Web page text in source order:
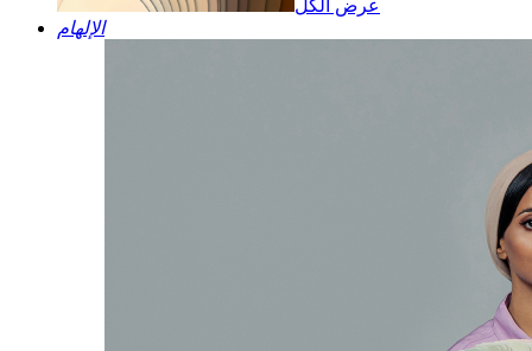
عرض الكل
الإلهام